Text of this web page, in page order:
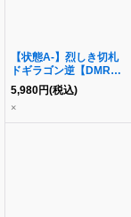
【状態A-】烈しき切札
ドギラゴン逆【DMR】
{26RP2DM1/DM1}《-》
{26RP2DM1/DM1}
5,980円(税込)
×